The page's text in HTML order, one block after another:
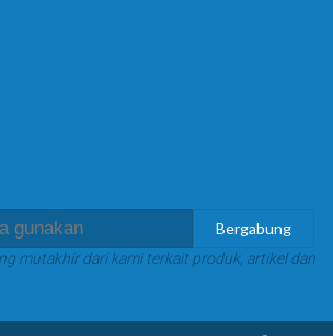
Bergabung
mutakhir dari kami terkait produk, artikel dan